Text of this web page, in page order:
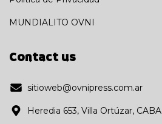
MUNDIALITO OVNI
Contact us
sitioweb@ovnipress.com.ar
Heredia 653, Villa Ortúzar, CABA